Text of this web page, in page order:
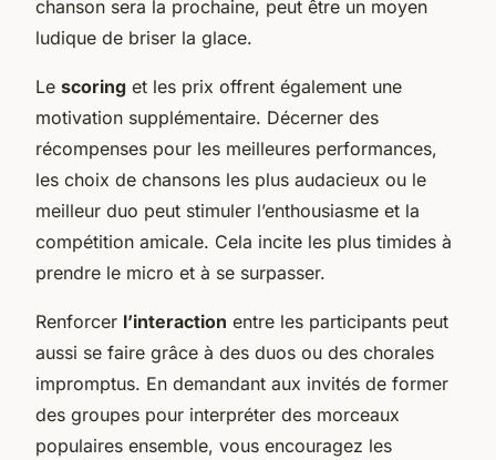
chanson sera la prochaine, peut être un moyen
ludique de briser la glace.
Le scoring et les prix offrent également une
motivation supplémentaire. Décerner des
récompenses pour les meilleures performances,
les choix de chansons les plus audacieux ou le
meilleur duo peut stimuler l’enthousiasme et la
compétition amicale. Cela incite les plus timides à
prendre le micro et à se surpasser.
Renforcer l’interaction entre les participants peut
aussi se faire grâce à des duos ou des chorales
impromptus. En demandant aux invités de former
des groupes pour interpréter des morceaux
populaires ensemble, vous encouragez les